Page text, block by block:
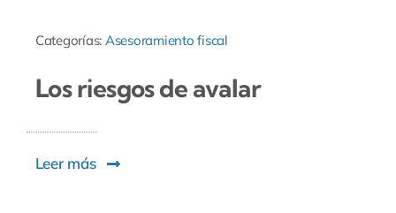
Categorías: Asesoramiento fiscal
Los riesgos de avalar
Leer más